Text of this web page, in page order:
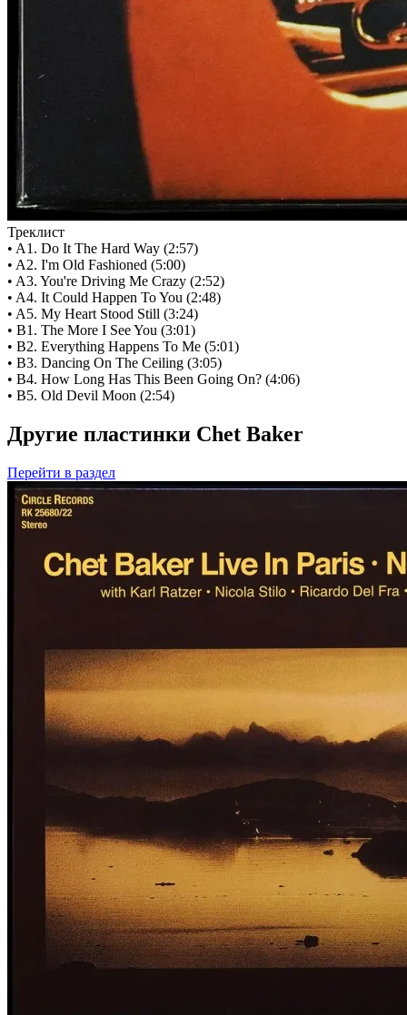
Треклист
• A1. Do It The Hard Way (2:57)
• A2. I'm Old Fashioned (5:00)
• A3. You're Driving Me Crazy (2:52)
• A4. It Could Happen To You (2:48)
• A5. My Heart Stood Still (3:24)
• B1. The More I See You (3:01)
• B2. Everything Happens To Me (5:01)
• B3. Dancing On The Ceiling (3:05)
• B4. How Long Has This Been Going On? (4:06)
• B5. Old Devil Moon (2:54)
Другие пластинки Chet Baker
Перейти в раздел